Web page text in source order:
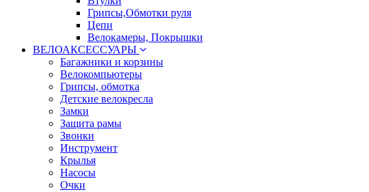
Грипсы,Обмотки руля
Цепи
Велокамеры, Покрышки
ВЕЛОАКСЕССУАРЫ
Багажники и корзины
Велокомпьютеры
Грипсы, обмотка
Детские велокресла
Замки
Защита рамы
Звонки
Инструмент
Крылья
Насосы
Очки